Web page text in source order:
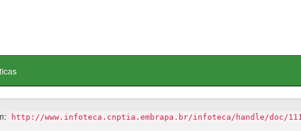
http://www.infoteca.cnptia.embrapa.br/infoteca/handle/doc/